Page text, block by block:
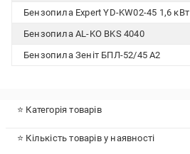
Бензопила Expert YD-KW02-45 1,6 кВт
Бензопила AL-KO BKS 4040
Бензопила Зеніт БПЛ-52/45 А2
⭐ Категорія товарів
⭐ Кількість товарів у наявності